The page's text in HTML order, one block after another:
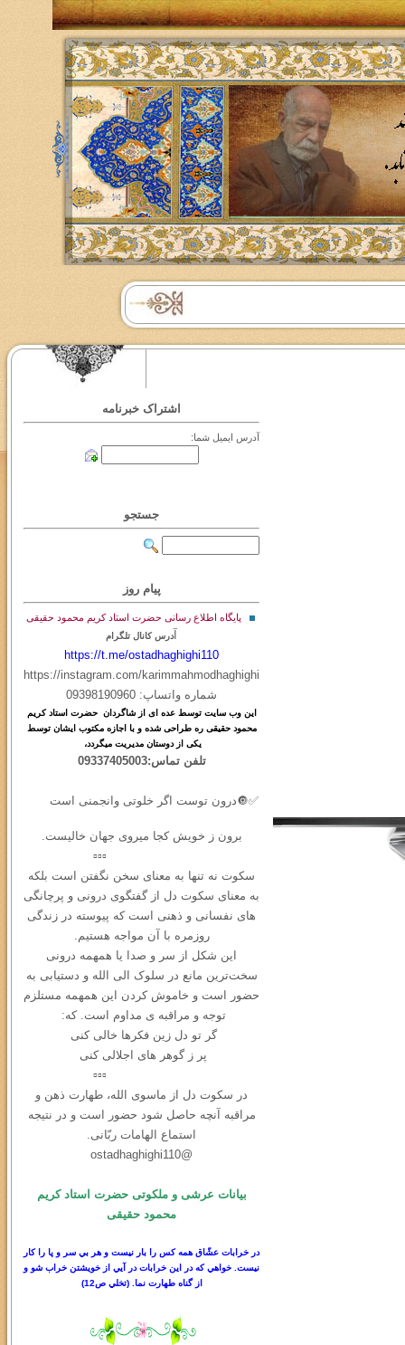
اشتراک خبرنامه
آدرس ایمیل شما:
جستجو
پیام روز
پایگاه اطلاع رسانی حضرت استاد کریم محمود حقیقی
آدرس کانال تلگرام
https://t.me/ostadhaghighi110
https://instagram.com/karimmahmodhaghighi
شماره واتساپ: 09398190960
اینوب سایت توسطعده ای از شاگردان حضرت استاد کریم
محمود حقیقی ره طراحی شده و با اجازه مکتوب ایشان توسط
یکی از دوستان مدیریت میگردد،
تلفن تماس:09337405003
✅🔘درون توست اگر خلوتی وانجمنی است
برون ز خویش کجا میروی جهان خالیست.
▫️▫️▫️
سکوت نه ‌تنها به معنای سخن نگفتن است بلکه
به معنای سکوت دل از گفتگوی درونی و ‌پرچانگی
های نفسانی و ذهنی است که پیوسته در زندگی
روزمره با آن مواجه هستیم.
این شکل از سر و صدا یا همهمه‌ درونی
سخت‌ترین مانع در سلوک الی الله و دستیابی به
حضور است و خاموش کردن این همهمه مستلزم
توجه و مراقبه ی مداوم است. که:
گر تو دل زین فکرها خالی کنی
پر ز گوهر های اجلالی کنی
▫️▫️▫️
در سكوت دل از ماسوی الله، طهارت ذهن و
مراقبه آنچه حاصل شود حضور است و در نتیجه
استماع الهامات ربّانی.
@ostadhaghighi110
بیانات عرشی و ملکوتی حضرت استاد کریم
محمود حقیقی
در خرابات عشّاق همه كس را بار نيست و هر بي سر و پا را كار
نيست. خواهي كه در اين خرابات در آيي از خويشتن خراب شو و
از گناه طهارت نما.
(تخلي ص12)